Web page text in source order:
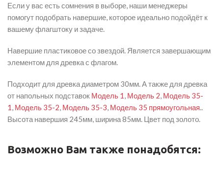
Если у вас есть сомнения в выборе, наши менеджеры
помогут подобрать навершие, которое идеально подойдёт к
вашему флагштоку и задаче.
Навершие пластиковое со звездой. Является завершающим
элементом для древка с флагом.
Подходит для древка диаметром 30мм. А также для древка
от напольных подставок Модель 1 Модель 2 Модель 35-
1 Модель 35-2 Модель 35-3 Модель 35 прямоугольная
Высота навершия 245мм, ширина 85мм. Цвет под золото.
Возможно Вам также понадобятся: